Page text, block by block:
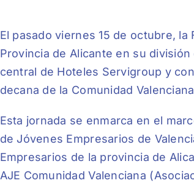
El pasado viernes 15 de octubre,
Provincia de Alicante en su
central de Hoteles Servigroup y
decana de la Comunidad
Esta jornada se enmarca en el
de Jóvenes Empresarios de
Empresarios de la provincia de
AJE Comunidad Valenciana